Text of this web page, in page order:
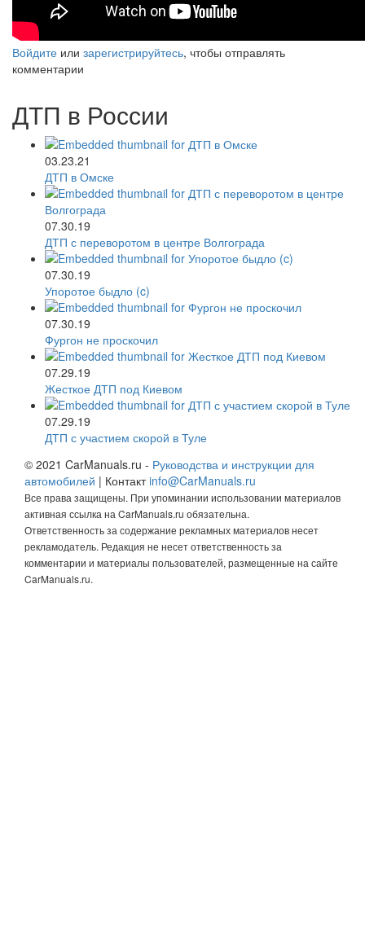
Войдите или зарегистрируйтесь, чтобы отправлять
комментарии
ДТП в России
03.23.21
ДТП в Омске
07.30.19
ДТП с переворотом в центре Волгограда
07.30.19
Упоротое быдло (c)
07.30.19
Фургон не проскочил
07.29.19
Жесткое ДТП под Киевом
07.29.19
ДТП с участием скорой в Туле
© 2021 CarManuals.ru - Руководства и инструкции для
автомобилей | Контактinfo@CarManuals.ru
Все права защищены. При упоминании использовании материалов
активная ссылка на CarManuals.ru обязательна.
Ответственность за содержание рекламных материалов несет
рекламодатель. Редакция не несет ответственность за
комментарии и материалы пользователей, размещенные на сайте
CarManuals.ru.